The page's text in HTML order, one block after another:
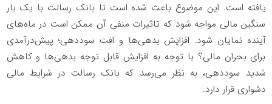
یافته است. این موضوع باعث شده است تا بانک رسالت با یک بار
سنگین مالی مواجه شود که تاثیرات منفی آن ممکن است در ماه‌های
آینده نمایان شود. افزایش بدهی‌ها و افت سوددهی؛ پیش‌درآمدی
برای بحران مالی؟ با توجه به افزایش قابل توجه بدهی‌ها و کاهش
شدید سوددهی، به نظر می‌رسد که بانک رسالت در شرایط مالی
دشواری قرار دارد.